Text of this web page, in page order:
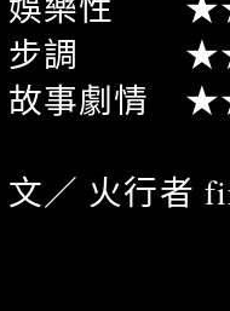
步調
故事劇
文／ 火行者